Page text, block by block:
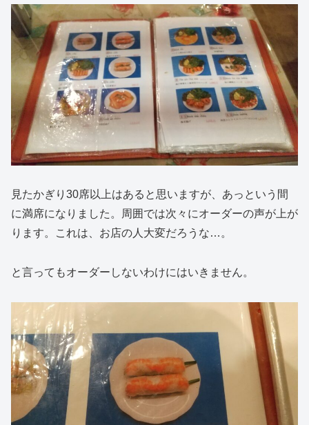
見たかぎり30席以上はあると思いますが、あっという間
に満席になりました。周囲では次々にオーダーの声が上が
ります。これは、お店の人大変だろうな…。
と言ってもオーダーしないわけにはいきません。